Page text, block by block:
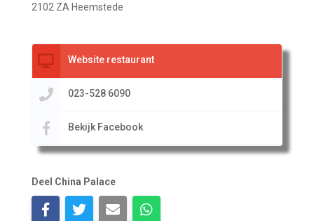
2102 ZA Heemstede
Website restaurant
023-528 6090
Bekijk Facebook
Deel China Palace